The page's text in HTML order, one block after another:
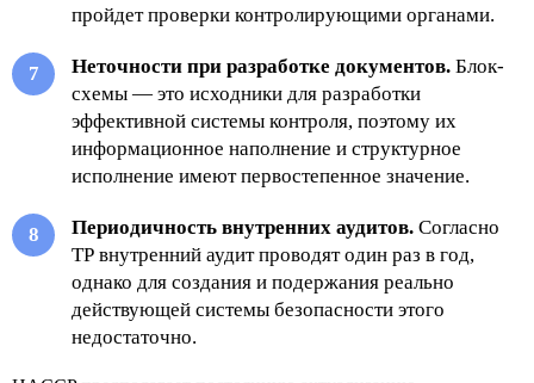
пройдет проверки контролирующими органами.
Неточности при разработке документов. Блок-
схемы — это исходники для разработки
эффективной системы контроля, поэтому их
информационное наполнение и структурное
исполнение имеют первостепенное значение.
Периодичность внутренних аудитов. Согласно
ТР внутренний аудит проводят один раз в год,
однако для создания и подержания реально
действующей системы безопасности этого
недостаточно.